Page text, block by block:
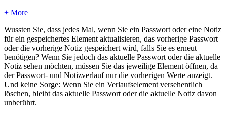
+ More
Wussten Sie, dass jedes Mal, wenn Sie ein Passwort oder eine Notiz
für ein gespeichertes Element aktualisieren, das vorherige Passwort
oder die vorherige Notiz gespeichert wird, falls Sie es erneut
benötigen? Wenn Sie jedoch das aktuelle Passwort oder die aktuelle
Notiz sehen möchten, müssen Sie das jeweilige Element öffnen, da
der Passwort- und Notizverlauf nur die vorherigen Werte anzeigt.
Und keine Sorge: Wenn Sie ein Verlaufselement versehentlich
löschen, bleibt das aktuelle Passwort oder die aktuelle Notiz davon
unberührt.